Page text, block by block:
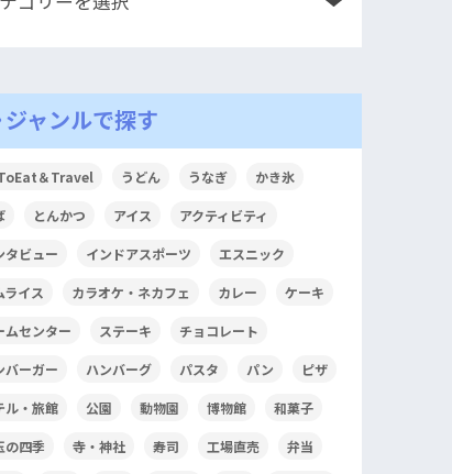
ジャンルで探す
＆Travel うどん うなぎ かき氷
とんかつ アイス アクティビティ
タビュー インドアスポーツ エスニック
ライス カラオケ・ネカフェ カレー ケーキ
ムセンター ステーキ チョコレート
バーガー ハンバーグ パスタ パン ピザ
ル・旅館 公園 動物園 博物館 和菓子
の四季 寺・神社 寿司 工場直売 弁当